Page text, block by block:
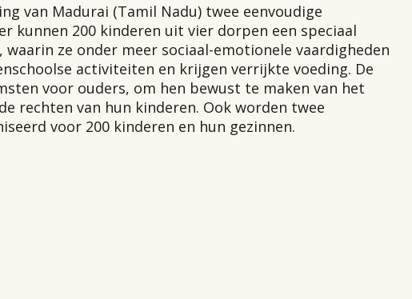
van Madurai (Tamil Nadu) twee eenvoudige
kunnen 200 kinderen uit vier dorpen een speciaal
ze onder meer sociaal-emotionele vaardigheden
activiteiten en krijgen verrijkte voeding. De
voor ouders, om hen bewust te maken van het
rechten van hun kinderen. Ook worden twee
voor 200 kinderen en hun gezinnen.